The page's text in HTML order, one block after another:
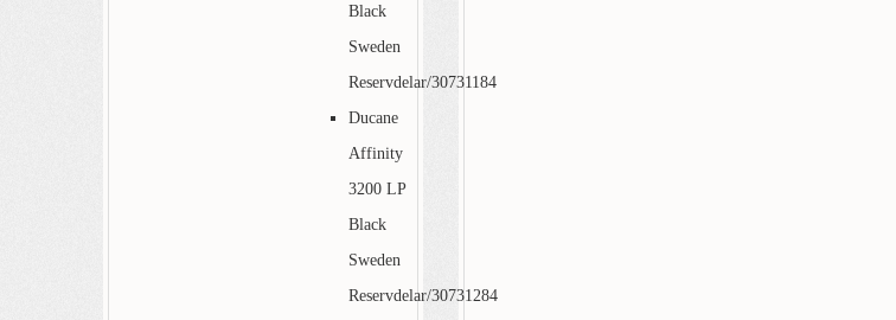
Black
Sweden
Reservdelar/30731184
Ducane
Affinity
3200 LP
Black
Sweden
Reservdelar/30731284